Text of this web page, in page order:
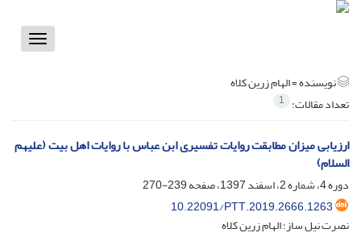
Toggle
نویسنده =الهام زرین کلاه
تعداد مقالات: 1
ارزیابی میزان مطابقت روایات تفسیری ابن عباس با روایات اهل بیت (علیهم
السلام)
دوره 4، شماره 2، اسفند 1397، صفحه
239-270
10.22091/PTT.2019.2666.1263
نصرت نیل ساز؛ الهام زرین کلاه